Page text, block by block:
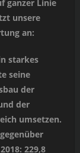
ganzer Linie
unsere
an:
starkes
seine
der
der
umsetzen.
229,8